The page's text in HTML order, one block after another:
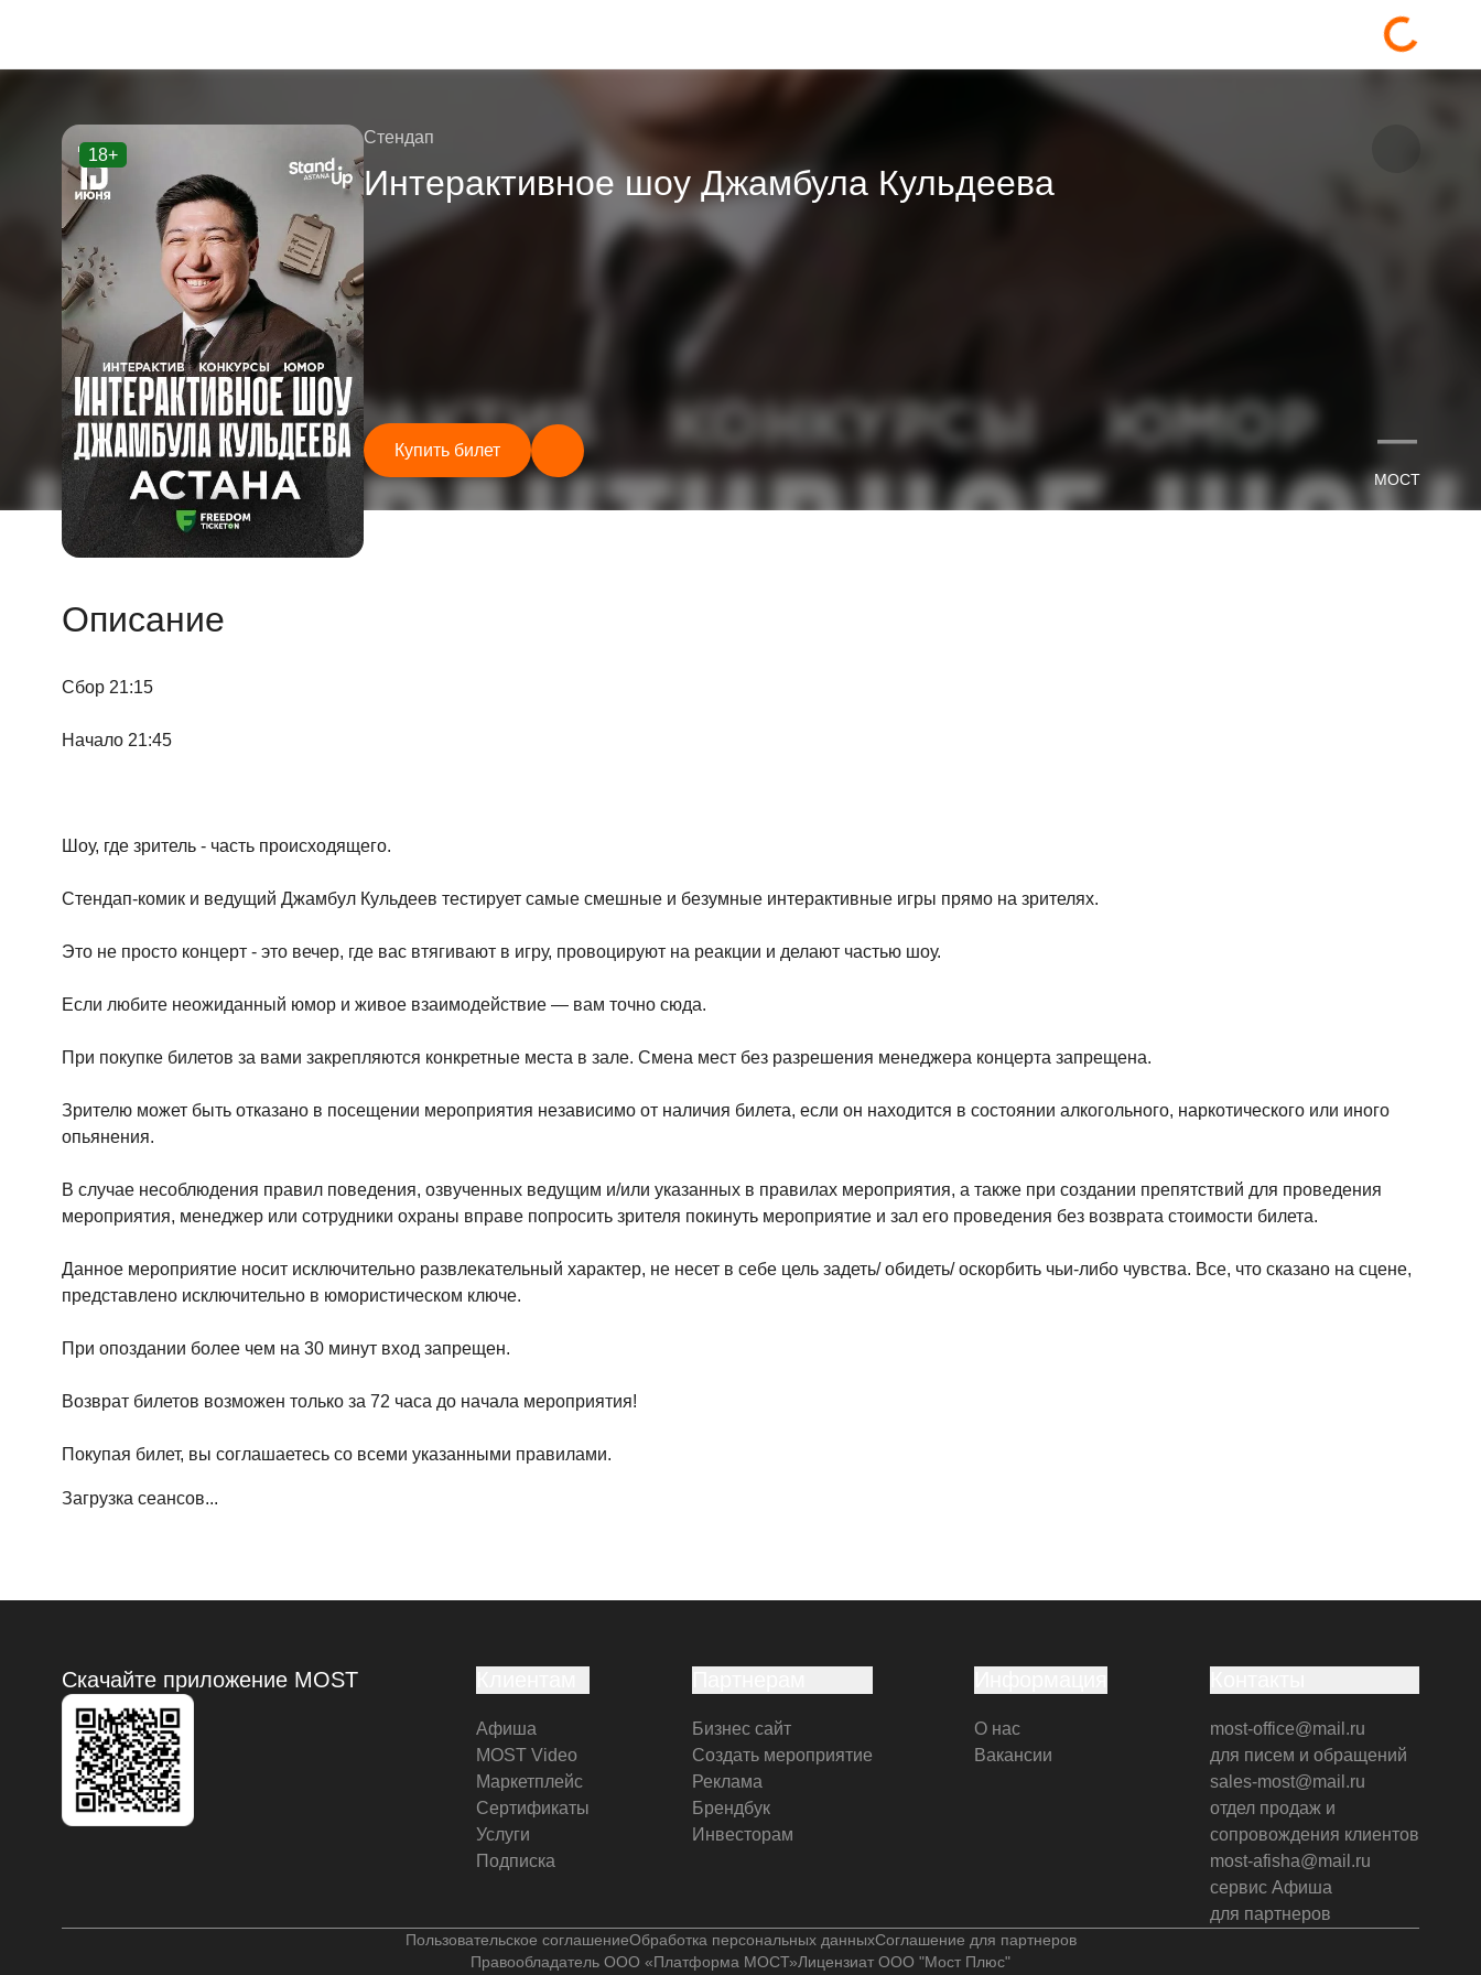
18+
Стендап
Интерактивное шоу Джамбула Кульдеева
Купить билет —
МОСТ
Описание
Сбор 21:15
Начало 21:45
Шоу, где зритель - часть происходящего.
Стендап-комик и ведущий Джамбул Кульдеев тестирует самые смешные и безумные интерактивные игры прямо на зрителях.
Это не просто концерт - это вечер, где вас втягивают в игру, провоцируют на реакции и делают частью шоу.
Если любите неожиданный юмор и живое взаимодействие — вам точно сюда.
При покупке билетов за вами закрепляются конкретные места в зале. Смена мест без разрешения менеджера концерта запрещена.
Зрителю может быть отказано в посещении мероприятия независимо от наличия билета, если он находится в состоянии алкогольного, наркотического или иного
опьянения.
В случае несоблюдения правил поведения, озвученных ведущим и/или указанных в правилах мероприятия, а также при создании препятствий для проведения
мероприятия, менеджер или сотрудники охраны вправе попросить зрителя покинуть мероприятие и зал его проведения без возврата стоимости билета.
Данное мероприятие носит исключительно развлекательный характер, не несет в себе цель задеть/ обидеть/ оскорбить чьи-либо чувства. Все, что сказано на сцене,
представлено исключительно в юмористическом ключе.
При опоздании более чем на 30 минут вход запрещен.
Возврат билетов возможен только за 72 часа до начала мероприятия!
Покупая билет, вы соглашаетесь со всеми указанными правилами.
Загрузка сеансов...
Скачайте приложение MOST
Афиша
MOST Video
Маркетплейс
Сертификаты
Услуги
Подписка
Бизнес сайт
Создать мероприятие
Реклама
Брендбук
Инвесторам
О нас
Вакансии
most-office@mail.ru
для писем и обращений
sales-most@mail.ru
отдел продаж и
сопровождения клиентов
most-afisha@mail.ru
сервис Афиша
для партнеров
Пользовательское соглашениеОбработка персональных данныхСоглашение для партнеров
Правообладатель ООО «Платформа МОСТ»Лицензиат ООО "Мост Плюс"